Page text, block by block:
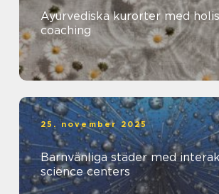
Ayurvediska kurorter med
coaching
25. november 2025
Barnvänliga städer med
science centers